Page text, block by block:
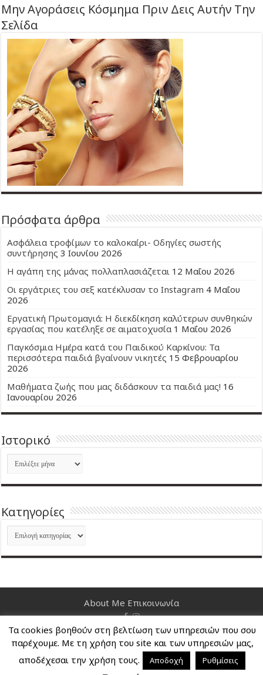
Μην Αγοράσεις Κόσμημα Πριν Δεις Αυτήν Την
Σελίδα
Πρόσφατα άρθρα
Ασφάλεια τροφίμων το καλοκαίρι- Οδηγίες σωστής
συντήρησης 3 Ιουνίου 2026
Η αγάπη της μάνας πολλαπλασιάζεται 12 Μαΐου 2026
Οι εργάτριες του σεξ κατέκλυσαν το Instagram 4 Μαΐου
2026
Εργατική Πρωτομαγιά: Η διεκδίκηση καλύτερων συνθηκών
εργασίας που κατέληξε σε αιματοχυσία 1 Μαΐου 2026
Παγκόσμια Ημέρα κατά του Παιδικού Καρκίνου: Τα
περισσότερα παιδιά βγαίνουν νικητές 15 Φεβρουαρίου
2026
Μαθήματα ζωής που μας διδάσκουν τα παιδιά μας! 16
Ιανουαρίου 2026
Ιστορικό
Ιστορικό
Kατηγορίες
Kατηγορίες
About Me Επικοινωνία
Nancy's Blog © Copyright 2026, All Rights Reserved
Τα cookies βοηθούν στη βελτίωση των υπηρεσιών που σου
παρέχουμε. Με τη χρήση του site και των υπηρεσιών μας,
αποδέχεσαι την χρήση τους.
Αποδοχή Ρυθμίσεις